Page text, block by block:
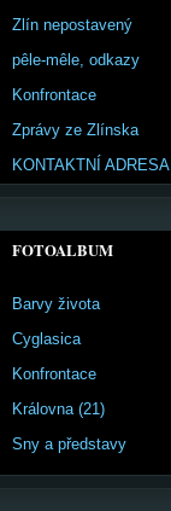
Zlín nepostavený
pêle-mêle, odkazy
Konfrontace
Zprávy ze Zlínska
KONTAKTNÍ ADRESA
FOTOALBUM
Barvy života
Cyglasica
Konfrontace
Královna (21)
Sny a představy